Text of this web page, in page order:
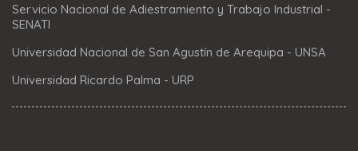
Servicio Nacional de Adiestramiento y Trabajo Industrial -
SENATI
Universidad Nacional de San Agustín de Arequipa - UNSA
Universidad Ricardo Palma - URP